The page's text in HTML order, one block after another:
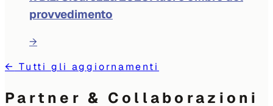
provvedimento
→
← Tutti gli aggiornamenti
Partner & Collaborazioni